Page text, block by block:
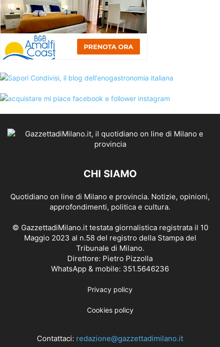
CHI SIAMO
Quotidiano on line di Milano e provincia. Notizie, opinioni,
approfondimenti, politica e cultura.
© GazzettadiMilano.it testata giornalistica registrata il 10
Maggio 2023 al n.58 del registro della Stampa del
Tribunale di Milano.
Direttore: Pietro Pizzolla
WhatsApp & mobile: 351.5646236
Privacy policy
Cookies policy
Contattaci: redazione@gazzettadimilano.it